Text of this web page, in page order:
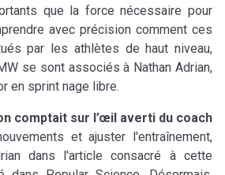
que la force nécessaire pour
avec précision comment ces
par les athlètes de haut niveau,
se sont associés à Nathan Adrian,
en sprint nage libre.
comptait sur l’œil averti du coach
et ajuster l'entraînement,
dans l'article consacré à cette